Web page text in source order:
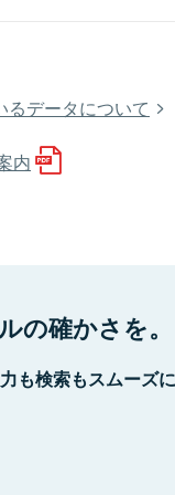
データについて
内
の確かさを。
も検索もスムーズ